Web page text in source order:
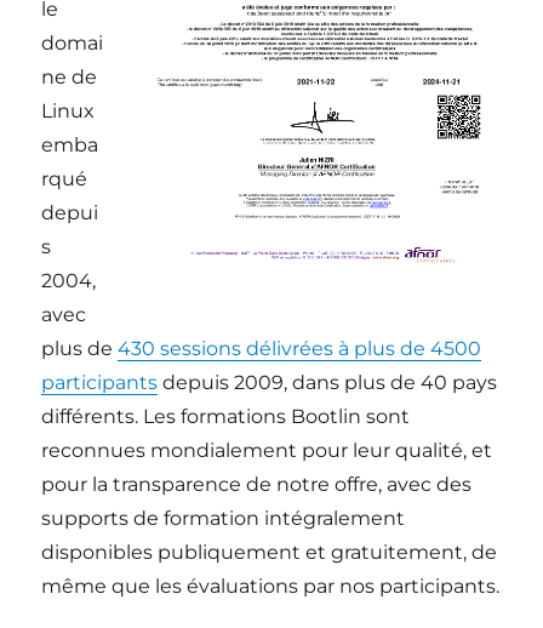
le
domai
ne de
Linux
emba
rqué
depui
s
2004,
avec
plus de430 sessions délivrées à plus de 4500
participants depuis 2009, dans plus de 40 pays
différents. Les formations Bootlin sont
reconnues mondialement pour leur qualité, et
pour la transparence de notre offre, avec des
supports de formation intégralement
disponibles publiquement et gratuitement, de
même que les évaluations par nos participants.